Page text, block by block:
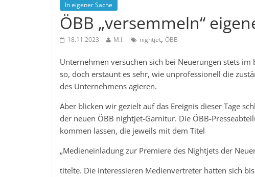
In eigener Sache
ÖBB „versemmeln“
18.11.2023 M.I. nightjet, ÖBB
Unternehmen versuchen sich bei Neuerungen stets
so, doch erstaunt es sehr, wie unprofessionell die
des Unternehmens agieren.
Aber blicken wir gezielt auf das Ereignis dieser Tage
der neuen ÖBB nightjet-Garnitur. Die ÖBB-
kommen lassen, die jeweils mit dem Titel
„Medieneinladung zur Premiere des Nightjets der
titelte. Die interessieren Medienvertreter hatten sich